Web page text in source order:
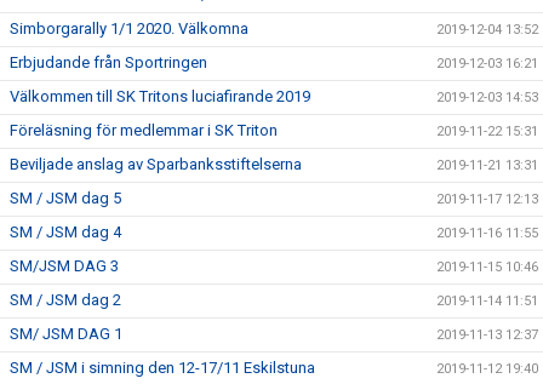
Simborgarally 1/1 2020. Välkomna 2019-12-04 13:52
Erbjudande från Sportringen 2019-12-03 16:21
Välkommen till SK Tritons luciafirande 2019 2019-12-03 14:53
Föreläsning för medlemmar i SK Triton 2019-11-22 15:31
Beviljade anslag av Sparbanksstiftelserna 2019-11-21 13:31
SM / JSM dag 5 2019-11-17 12:13
SM / JSM dag 4 2019-11-16 11:55
SM/JSM DAG 3 2019-11-15 10:46
SM / JSM dag 2 2019-11-14 11:51
SM/ JSM DAG 1 2019-11-13 12:37
SM / JSM i simning den 12-17/11 Eskilstuna 2019-11-12 19:40